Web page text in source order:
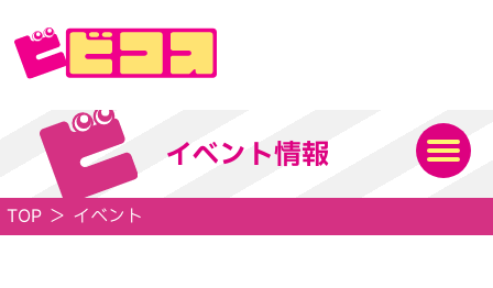
イベント情報
TOP ＞ イベント